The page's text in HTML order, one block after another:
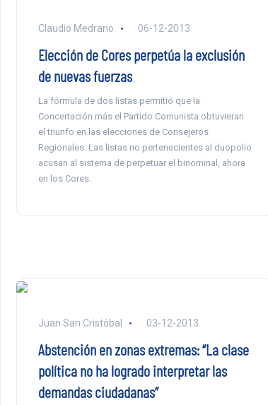
Claudio Medrano 06-12-2013
Elección de Cores perpetúa la exclusión
de nuevas fuerzas
La fórmula de dos listas permitió que la
Concertación más el Partido Comunista obtuvieran
el triunfo en las elecciones de Consejeros
Regionales. Las listas no pertenecientes al duopolio
acusan al sistema de perpetuar el binominal, ahora
en los Cores.
Juan San Cristóbal 03-12-2013
Abstención en zonas extremas: “La clase
política no ha logrado interpretar las
demandas ciudadanas”